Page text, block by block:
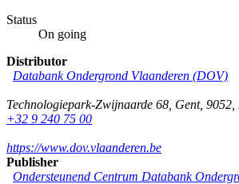
Status
On going
Distributor
Databank Ondergrond Vlaanderen (DOV)
Technologiepark-Zwijnaarde 68 Gent, 9052
+32 9 240 75 00
https://www.dov.vlaanderen.be
Publisher
Ondersteunend Centrum Databank